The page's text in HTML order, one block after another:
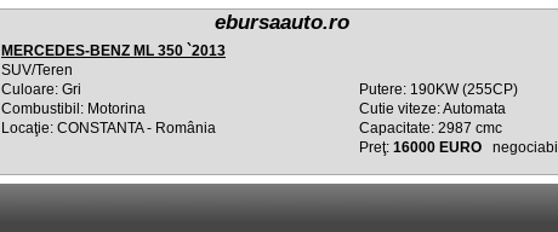
ebursaauto.ro
MERCEDES-BENZ ML 350 `2013
SUV/Teren
Culoare: Gri
Combustibil: Motorina
Locaţie: CONSTANTA - România
Putere: 190KW (255CP)
Cutie viteze: Automata
Capacitate: 2987 cmc
Preţ: 16000 EURO negociabil